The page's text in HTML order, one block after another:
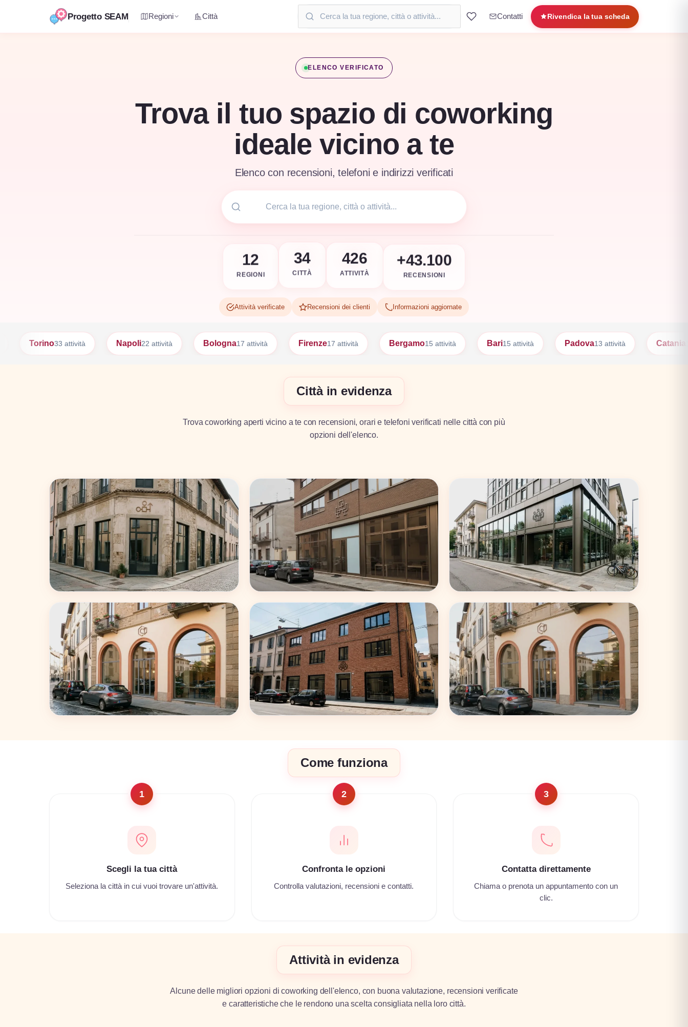
Progetto SEAM Regioni Città Contatti Rivendica la tua scheda
ELENCO VERIFICATO
Trova il tuo spazio di coworking
ideale vicino a te
Elenco con recensioni, telefoni e indirizzi verificati
12
REGIONI
34
CITTÀ
426
ATTIVITÀ
+43.100
RECENSIONI
Attività verificate Recensioni dei clienti Informazioni aggiornate
Napoli22 attività Bologna17 attività Firenze17 attività Bergamo15 attività Bari 15 attività Padova13 attività Catania12 attività
Come funziona
1
Scegli la tua città
Seleziona la città in cui vuoi trovare un'attività.
2
Confronta le opzioni
Controlla valutazioni, recensioni e contatti.
3
Contatta direttamente
Chiama o prenota un appuntamento con un
clic.
Città in evidenza
Trova coworking aperti vicino a te con recensioni, orari e telefoni verificati nelle città con più
opzioni dell'elenco.
Milano
75 coworking
Roma
62 coworking
Torino
33 coworking
Bologna
17 coworking
Attività in evidenza
Alcune delle migliori opzioni di coworking dell'elenco, con buona valutazione, recensioni verificate
e caratteristiche che le rendono una scelta consigliata nella loro città.